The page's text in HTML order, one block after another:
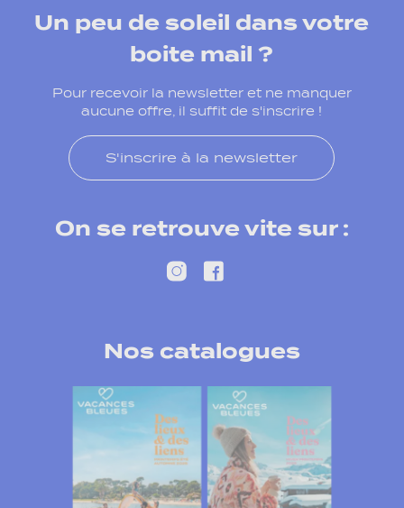
Un peu de soleil dans votre
boite mail ?
Pour recevoir la newsletter et ne manquer
aucune offre, il suffit de s'inscrire !
S'inscrire à la newsletter
On se retrouve vite sur :
Nos catalogues